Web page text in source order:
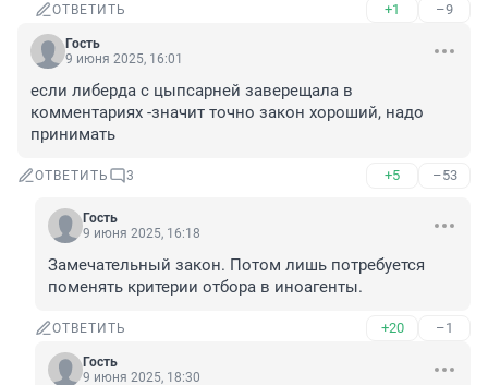
ОТВЕТИТЬ +1 –9
Гость
9 июня 2025, 16:01
если либерда с цыпсарней заверещала в
комментариях -значит точно закон хороший, надо
принимать
ОТВЕТИТЬ 3 +5 –53
Гость
9 июня 2025, 16:18
Замечательный закон. Потом лишь потребуется
поменять критерии отбора в иноагенты.
ОТВЕТИТЬ +20 –1
Гость
9 июня 2025, 18:30